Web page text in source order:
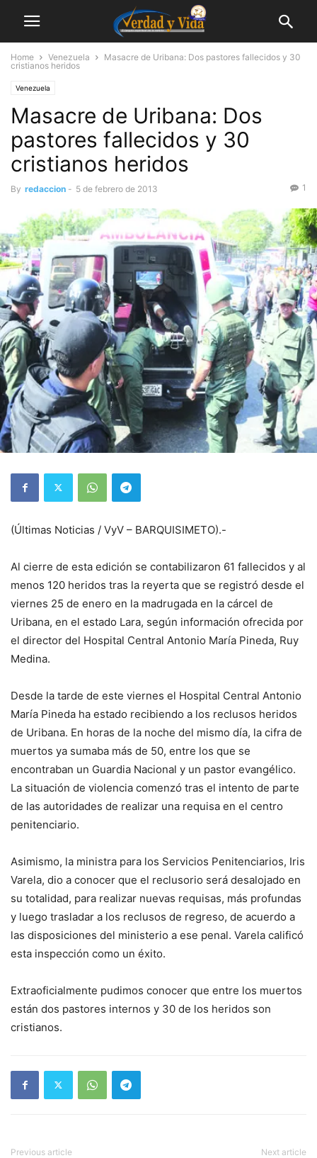
Home Venezuela
Masacre de Uribana: Dos pastores fallecidos y 30
cristianos heridos
Venezuela
Masacre de Uribana: Dos
pastores fallecidos y 30
cristianos heridos
By redaccion - 5 de febrero de 2013 1
(Últimas Noticias / VyV – BARQUISIMETO).-
Al cierre de esta edición se contabilizaron 61 fallecidos y al
menos 120 heridos tras la reyerta que se registró desde el
viernes 25 de enero en la madrugada en la cárcel de
Uribana, en el estado Lara, según información ofrecida por
el director del Hospital Central Antonio María Pineda, Ruy
Medina.
Desde la tarde de este viernes el Hospital Central Antonio
María Pineda ha estado recibiendo a los reclusos heridos
de Uribana. En horas de la noche del mismo día, la cifra de
muertos ya sumaba más de 50, entre los que se
encontraban un Guardia Nacional y un pastor evangélico.
La situación de violencia comenzó tras el intento de parte
de las autoridades de realizar una requisa en el centro
penitenciario.
Asimismo, la ministra para los Servicios Penitenciarios, Iris
Varela, dio a conocer que el reclusorio será desalojado en
su totalidad, para realizar nuevas requisas, más profundas
y luego trasladar a los reclusos de regreso, de acuerdo a
las disposiciones del ministerio a ese penal. Varela calificó
esta inspección como un éxito.
Extraoficialmente pudimos conocer que entre los muertos
están dos pastores internos y 30 de los heridos son
cristianos.
Previous article Next article